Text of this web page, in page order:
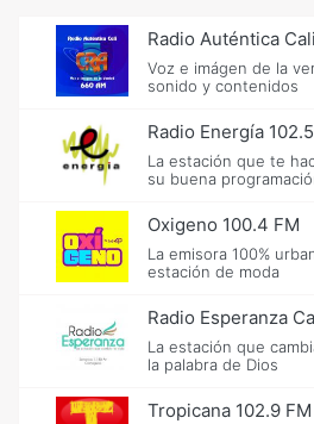
Radio Auténtica Cali
Voz e imágen de la
sonido y contenidos
Radio Energí­a
La estación que te
su buena
Oxigeno 100.4 FM
La emisora 100%
estación de moda
Radio Esperanza
La estación que
la palabra de Dios
Tropicana 102.9 FM